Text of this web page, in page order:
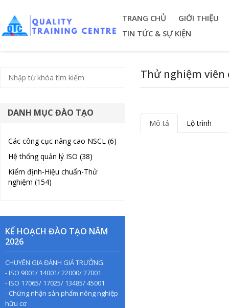
TRANG CHỦ
GIỚI THIỆU
TIN TỨC & SỰ KIỆN
DANH MỤC ĐÀO TẠO
Các công cục nâng cao NSCL (6)
Hệ thống quản lý ISO (38)
Kiểm định-Hiệu chuẩn-Thử
nghiệm (154)
KẾ HOẠCH ĐÀO TẠO NĂM
2026
CHUYÊN GIA ĐÁNH GIÁ TRƯỞNG:
- ISO 9001/ 14001/ 22000/ 27001
- ISO 17065/ 17025/ 13485/ 45001
- Chứng nhận sản phẩm nông nghiệp
hữu cơ
Thử nghiệm viên
Mô tả Lộ trình